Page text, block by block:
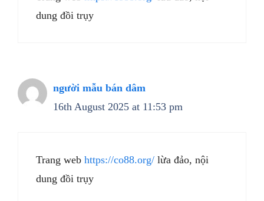
dung đồi trụy
người mẫu bán dâm
16th August 2025 at 11:53 pm
Trang web https://co88.org/ lừa đảo, nội
dung đồi trụy